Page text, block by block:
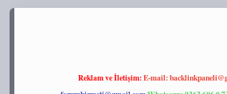
Reklam ve İletişim:E-mail: